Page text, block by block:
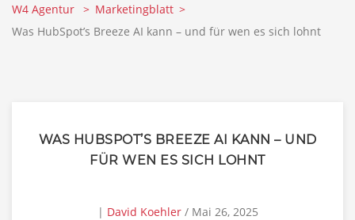
W4 Agentur
Marketingblatt
Was HubSpot’s Breeze AI kann – und für wen es sich lohnt
WAS HUBSPOT’S BREEZE AI KANN – UND
FÜR WEN ES SICH LOHNT
| David Koehler/ Mai 26, 2025